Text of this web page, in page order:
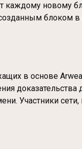
каждому
блоком в
в основе
Участники